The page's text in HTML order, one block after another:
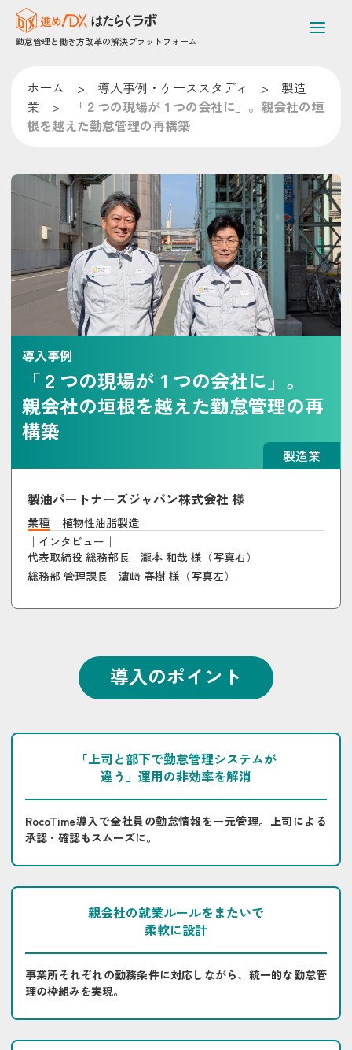
勤怠管理と働き方改革の解決プラットフォーム
ホーム > 導入事例・ケーススタディ > 製造
業 >
「２つの現場が１つの会社に」。親会社の垣
根を越えた勤怠管理の再構築
導入事例
「２つの現場が１つの会社に」。
親会社の垣根を越えた勤怠管理の再
構築
製造業
製油パートナーズジャパン株式会社 様
業種
植物性油脂製造
｜インタビュー｜
代表取締役 総務部長 瀧本 和哉 様（写真右）
総務部 管理課長 濵﨑 春樹 様（写真左）
導入のポイント
「上司と部下で勤怠管理システムが
違う」運用の非効率を解消
RocoTime導入で全社員の勤怠情報を一元管理。上司による
承認・確認もスムーズに。
親会社の就業ルールをまたいで
柔軟に設計
事業所それぞれの勤務条件に対応しながら、統一的な勤怠管
理の枠組みを実現。